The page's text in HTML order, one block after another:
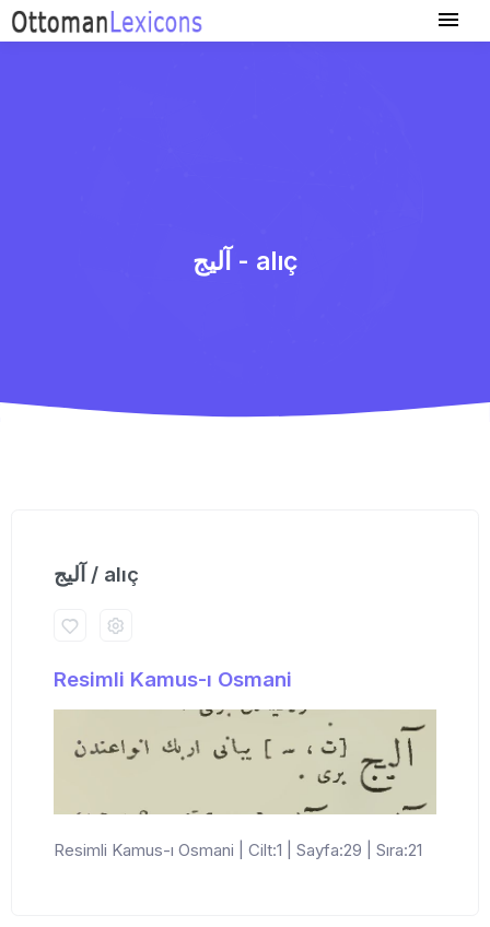
آلیج - alıç
آلیج / alıç
Resimli Kamus-ı Osmani
Resimli Kamus-ı Osmani | Cilt:1 | Sayfa:29 | Sıra:21